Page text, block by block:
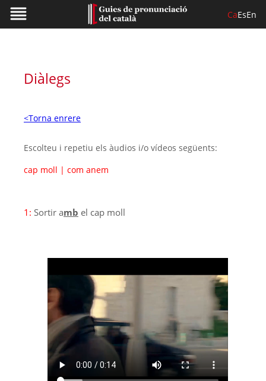
CaEsEn
Diàlegs
<Torna enrere
Escolteu i repetiu els àudios i/o vídeos següents:
cap moll | com anem
1: Sortir amb el cap moll